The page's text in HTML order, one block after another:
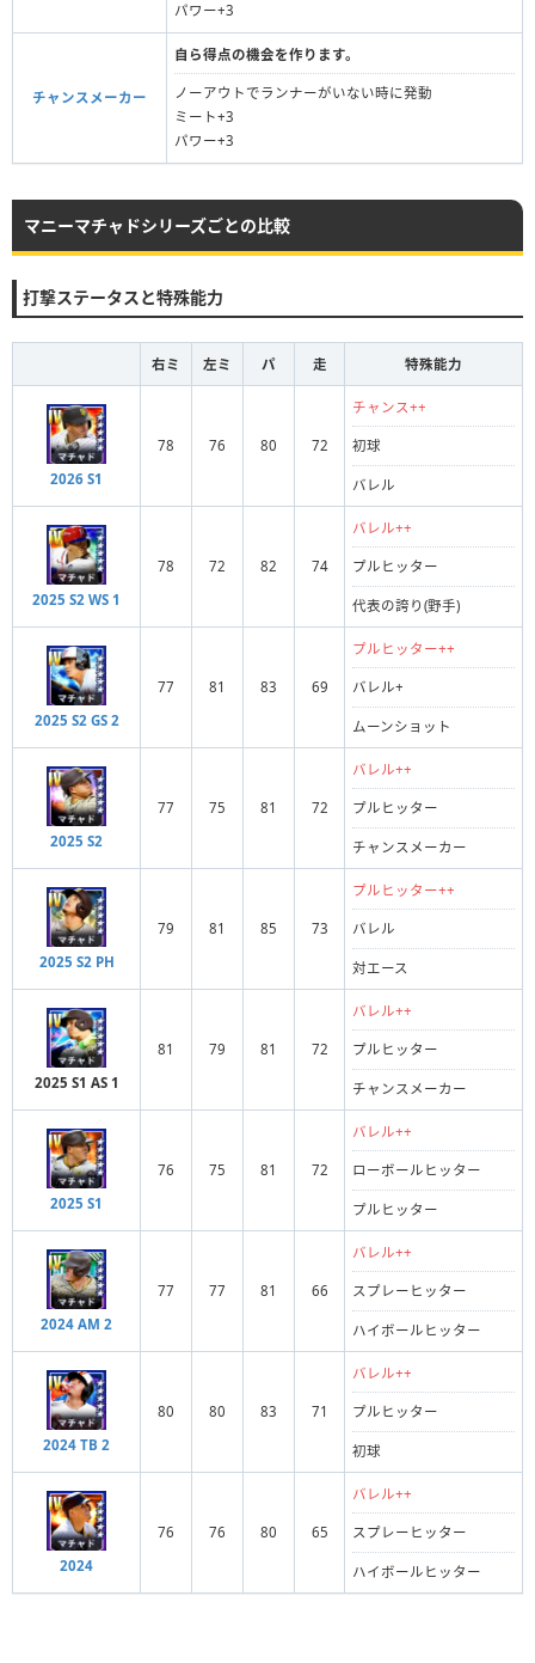
パワー+3
チャンスメーカー
自ら得点の機会を作ります。
ノーアウトでランナーがいない時に発動
ミート+3
パワー+3
マニーマチャドシリーズごとの比較
打撃ステータスと特殊能力
右ミ 左ミ パ 走 特殊能力
2026 S1
78 76 80 72
チャンス++
初球
バレル
2025 S2 WS 1
78 72 82 74
バレル++
プルヒッター
代表の誇り(野手)
2025 S2 GS 2
77 81 83 69
プルヒッター++
バレル+
ムーンショット
2025 S2
77 75 81 72
バレル++
プルヒッター
チャンスメーカー
2025 S2 PH
79 81 85 73
プルヒッター++
バレル
対エース
2025 S1 AS 1
81 79 81 72
バレル++
プルヒッター
チャンスメーカー
2025 S1
76 75 81 72
バレル++
ローボールヒッター
プルヒッター
2024 AM 2
77 77 81 66
バレル++
スプレーヒッター
ハイボールヒッター
2024 TB 2
80 80 83 71
バレル++
プルヒッター
初球
2024
76 76 80 65
バレル++
スプレーヒッター
ハイボールヒッター